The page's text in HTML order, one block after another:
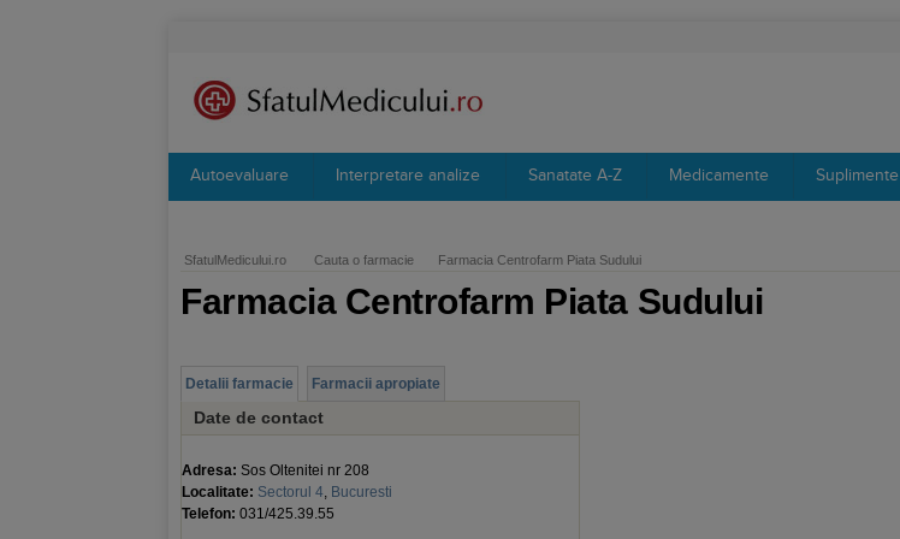
Autoevaluare Interpretare analize Sanatate A-Z Medicamente Suplimente
SfatulMedicului.ro Cauta o farmacie Farmacia Centrofarm Piata Sudului
Farmacia Centrofarm Piata Sudului
Detalii farmacie Farmacii apropiate
Date de contact
Adresa: Sos Oltenitei nr 208
Localitate: Sectorul 4, Bucuresti
Telefon: 031/425.39.55